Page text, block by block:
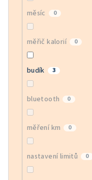
měsíc 0
měřič kalorií 0
budík 3
bluetooth 0
měření km 0
nastavení limitů 0